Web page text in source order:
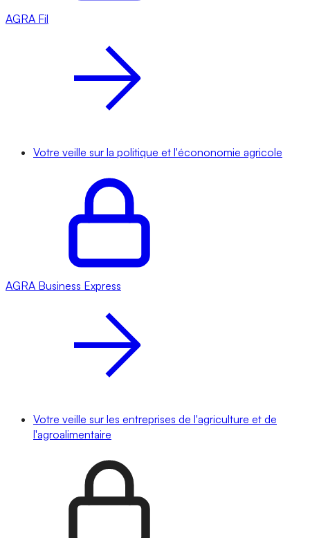
AGRA Fil
Votre veille sur la politique et l'écononomie agricole
AGRA Business Express
Votre veille sur les entreprises de l'agriculture et de
l'agroalimentaire